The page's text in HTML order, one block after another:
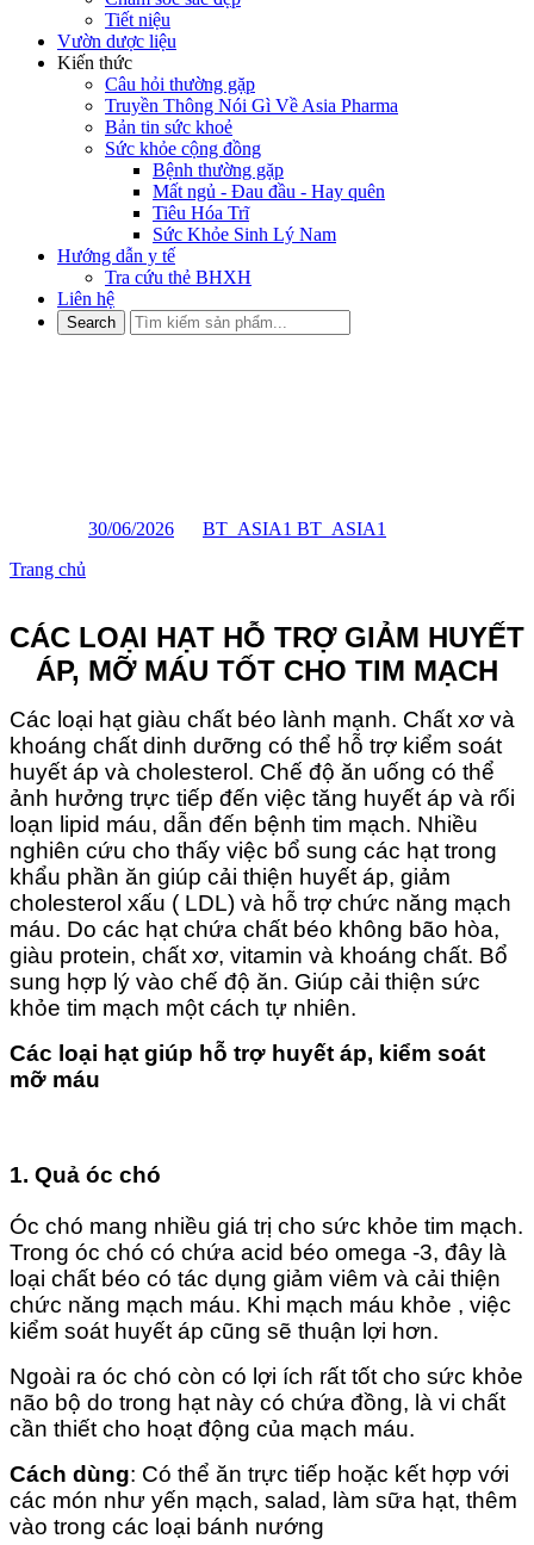
Tiết niệu
Vườn dược liệu
Kiến thức
Câu hỏi thường gặp
Truyền Thông Nói Gì Về Asia Pharma
Bản tin sức khoẻ
Sức khỏe cộng đồng
Bệnh thường gặp
Mất ngủ - Đau đầu - Hay quên
Tiêu Hóa Trĩ
Sức Khỏe Sinh Lý Nam
Hướng dẫn y tế
Tra cứu thẻ BHXH
Liên hệ
30/06/2026
BT_ASIA1 BT_ASIA1
Trang chủ
CÁC LOẠI HẠT HỖ TRỢ GIẢM HUYẾT
ÁP, MỠ MÁU TỐT CHO TIM MẠCH
Các loại hạt giàu chất béo lành mạnh. Chất xơ và
khoáng chất dinh dưỡng có thể hỗ trợ kiểm soát
huyết áp và cholesterol. Chế độ ăn uống có thể
ảnh hưởng trực tiếp đến việc tăng huyết áp và rối
loạn lipid máu, dẫn đến bệnh tim mạch. Nhiều
nghiên cứu cho thấy việc bổ sung các hạt trong
khẩu phần ăn giúp cải thiện huyết áp, giảm
cholesterol xấu ( LDL) và hỗ trợ chức năng mạch
máu. Do các hạt chứa chất béo không bão hòa,
giàu protein, chất xơ, vitamin và khoáng chất. Bổ
sung hợp lý vào chế độ ăn. Giúp cải thiện sức
khỏe tim mạch một cách tự nhiên.
Các loại hạt giúp hỗ trợ huyết áp, kiểm soát
mỡ máu
1. Quả óc chó
Óc chó mang nhiều giá trị cho sức khỏe tim mạch.
Trong óc chó có chứa acid béo omega -3, đây là
loại chất béo có tác dụng giảm viêm và cải thiện
chức năng mạch máu. Khi mạch máu khỏe , việc
kiểm soát huyết áp cũng sẽ thuận lợi hơn.
Ngoài ra óc chó còn có lợi ích rất tốt cho sức khỏe
não bộ do trong hạt này có chứa đồng, là vi chất
cần thiết cho hoạt động của mạch máu.
Cách dùng: Có thể ăn trực tiếp hoặc kết hợp với
các món như yến mạch, salad, làm sữa hạt, thêm
vào trong các loại bánh nướng